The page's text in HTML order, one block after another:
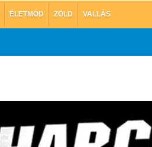
ÉLETMÓD ZÖLD VALLÁS